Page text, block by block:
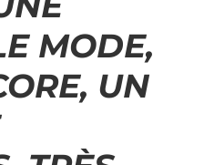
MODE,
UN